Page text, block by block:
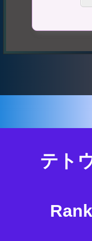
テト